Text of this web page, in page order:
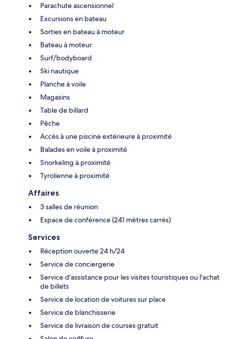
Parachute ascensionnel
Excursions en bateau
Sorties en bateau à moteur
Bateau à moteur
Surf/bodyboard
Ski nautique
Planche à voile
Magasins
Table de billard
Pêche
Accès à une piscine extérieure à proximité
Balades en voile à proximité
Snorkeling à proximité
Tyrolienne à proximité
Affaires
3 salles de réunion
Espace de conférence (241 mètres carrés)
Services
Réception ouverte 24 h/24
Service de conciergerie
Service d'assistance pour les visites touristiques ou l'achat
de billets
Service de location de voitures sur place
Service de blanchisserie
Service de livraison de courses gratuit